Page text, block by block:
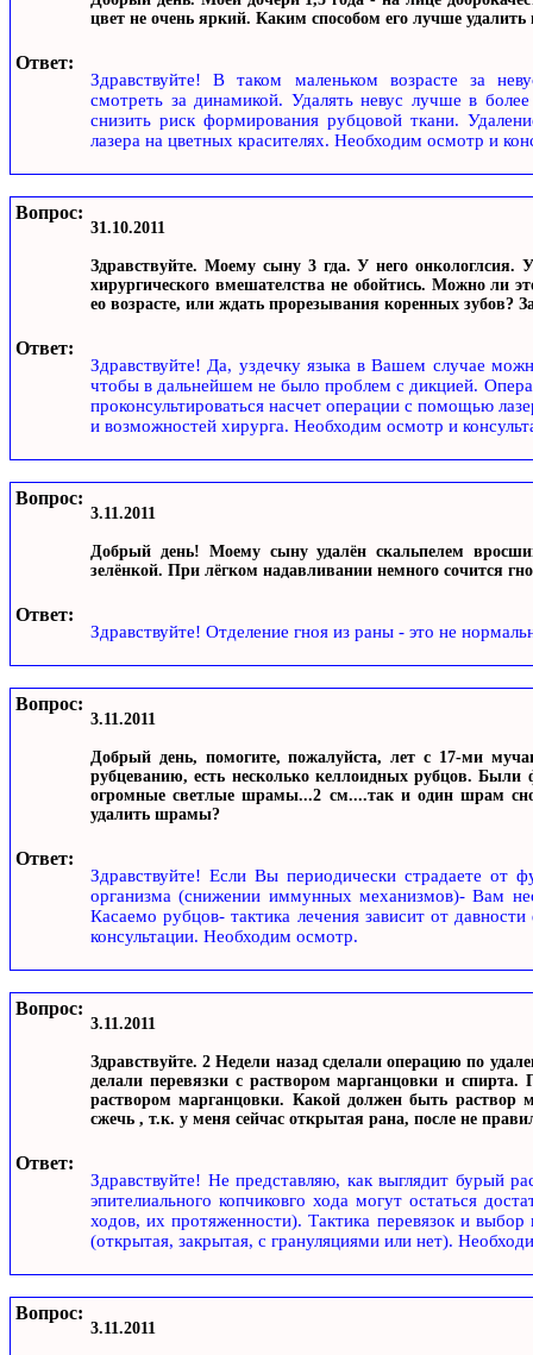
цвет не очень яркий. Каким способом его лучше
Ответ:
Здравствуйте! В таком маленьком возрасте за
смотреть за динамикой. Удалять невус лучше в
снизить риск формирования рубцовой ткани.
лазера на цветных красителях. Необходим осмотр и
Вопрос:
31.10.2011
Здравствуйте. Моему сыну 3 гда. У него
хирургического вмешателства не обойтись. Можно ли
ео возрасте, или ждать прорезывания коренных зубов?
Ответ:
Здравствуйте! Да, уздечку языка в Вашем случае
чтобы в дальнейшем не было проблем с дикцией.
проконсультироваться насчет операции с помощью
и возможностей хирурга. Необходим осмотр и
Вопрос:
3.11.2011
Добрый день! Моему сыну удалён скальпелем
зелёнкой. При лёгком надавливании немного сочится
Ответ:
Здравствуйте! Отделение гноя из раны - это не
Вопрос:
3.11.2011
Добрый день, помогите, пожалуйста, лет с 17-ми
рубцеванию, есть несколько келлоидных рубцов.
огромные светлые шрамы...2 см....так и один шрам
удалить шрамы?
Ответ:
Здравствуйте! Если Вы периодически страдаете от
организма (снижении иммунных механизмов)- Вам
Касаемо рубцов- тактика лечения зависит от
консультации. Необходим осмотр.
Вопрос:
3.11.2011
Здравствуйте. 2 Недели назад сделали операцию по
делали перевязки с раствором марганцовки и
раствором марганцовки. Какой должен быть
сжечь , т.к. у меня сейчас открытая рана, после не
Ответ:
Здравствуйте! Не представляю, как выглядит бурый
эпителиального копчиковго хода могут остаться
ходов, их протяженности). Тактика перевязок и выбор
(открытая, закрытая, с грануляциями или нет).
Вопрос:
3.11.2011